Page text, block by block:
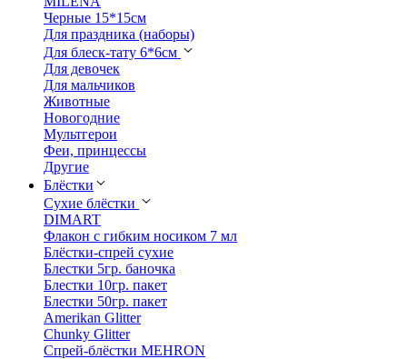
Черные 15*15см
Для праздника (наборы)
Для блеск-тату 6*6см
Для девочек
Для мальчиков
Животные
Новогодние
Мультгерои
Феи, принцессы
Другие
Блёстки
Сухие блёстки
DIMART
Флакон с гибким носиком 7 мл
Блёстки-спрей сухие
Блестки 5гр. баночка
Блестки 10гр. пакет
Блестки 50гр. пакет
Amerikan Glitter
Chunky Glitter
Спрей-блёстки MEHRON